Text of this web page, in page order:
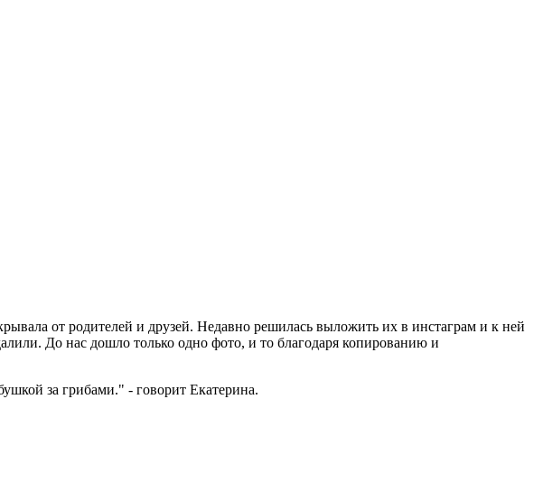
от родителей и друзей. Недавно решилась выложить их в инстаграм и к ней
До нас дошло только одно фото, и то благодаря копированию и
за грибами." - говорит Екатерина.